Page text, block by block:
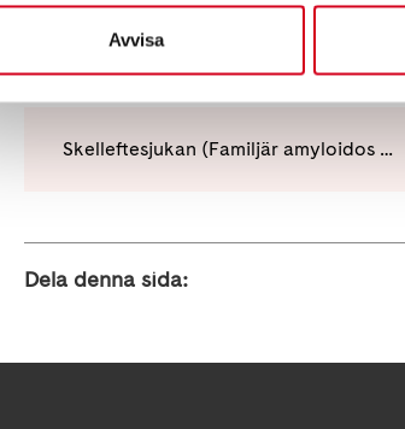
Avvisa
Läs mer på neuro.se
Skelleftesjukan (Familjär amyloidos med polyneuropati, FAP)
Dela denna sida: